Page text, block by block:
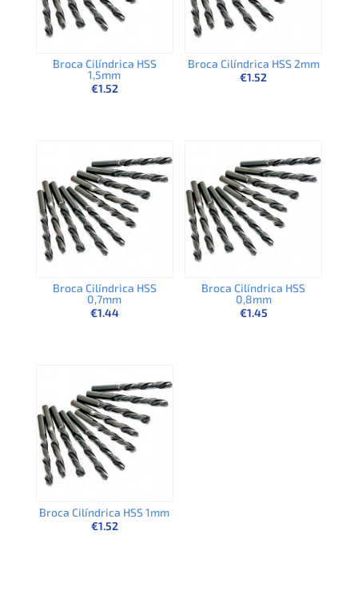
Broca Cilíndrica HSS
1,5mm
€1.52
Broca Cilíndrica HSS 2mm
€1.52
Broca Cilíndrica HSS
0,7mm
€1.44
Broca Cilíndrica HSS
0,8mm
€1.45
Broca Cilíndrica HSS 1mm
€1.52